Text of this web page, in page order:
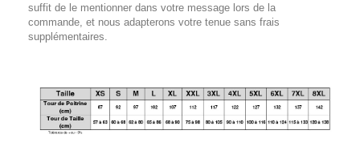
suffit de le mentionner dans votre message lors de la
commande, et nous adapterons votre tenue sans frais
supplémentaires.